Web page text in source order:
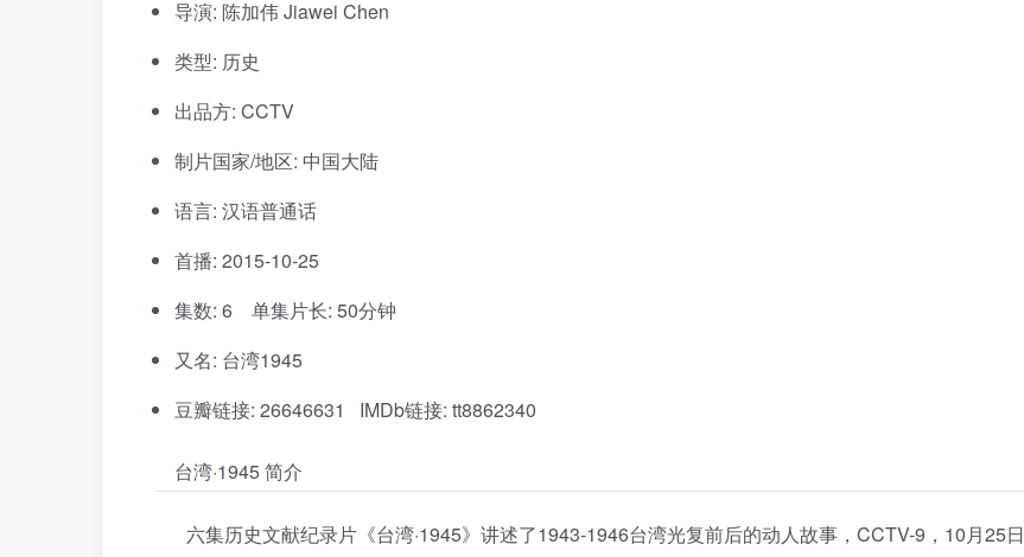
导演: 陈加伟 Jiawei Chen
类型: 历史
出品方: CCTV
制片国家/地区: 中国大陆
语言: 汉语普通话
首播: 2015-10-25
集数: 6 单集片长: 50分钟
又名: 台湾1945
豆瓣链接: 26646631 IMDb链接: tt8862340
台湾·1945 简介
六集历史文献纪录片《台湾·1945》讲述了1943-1946台湾光复前后的动人故事，CCTV-9，10月25日